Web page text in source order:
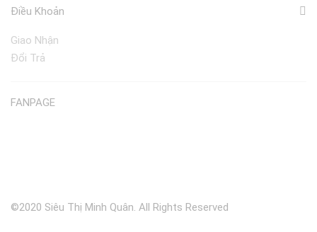
Điều Khoản
Giao Nhận
Đổi Trả
FANPAGE
©2020 Siêu Thị Minh Quân. All Rights Reserved